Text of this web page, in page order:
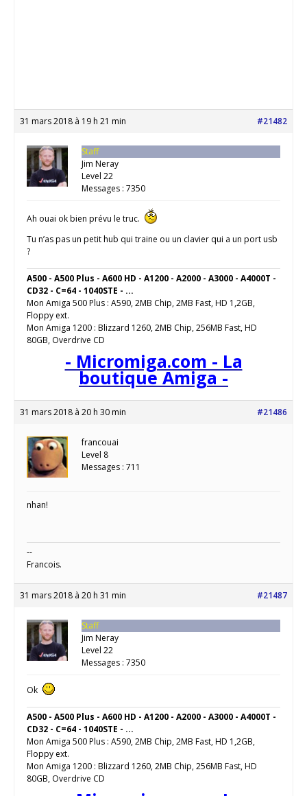
31 mars 2018 à 19 h 21 min #21482
Staff
Jim Neray
Level 22
Messages : 7350
Ah ouai ok bien prévu le truc.
Tu n’as pas un petit hub qui traine ou un clavier qui a un port usb
?
A500 - A500 Plus - A600 HD - A1200 - A2000 - A3000 - A4000T -
CD32 - C=64 - 1040STE - ...
Mon Amiga 500 Plus : A590, 2MB Chip, 2MB Fast, HD 1,2GB,
Floppy ext.
Mon Amiga 1200 : Blizzard 1260, 2MB Chip, 256MB Fast, HD
80GB, Overdrive CD
- Micromiga.com - La
boutique Amiga -
31 mars 2018 à 20 h 30 min #21486
francouai
Level 8
Messages : 711
nhan!
--
Francois.
31 mars 2018 à 20 h 31 min #21487
Staff
Jim Neray
Level 22
Messages : 7350
Ok
A500 - A500 Plus - A600 HD - A1200 - A2000 - A3000 - A4000T -
CD32 - C=64 - 1040STE - ...
Mon Amiga 500 Plus : A590, 2MB Chip, 2MB Fast, HD 1,2GB,
Floppy ext.
Mon Amiga 1200 : Blizzard 1260, 2MB Chip, 256MB Fast, HD
80GB, Overdrive CD